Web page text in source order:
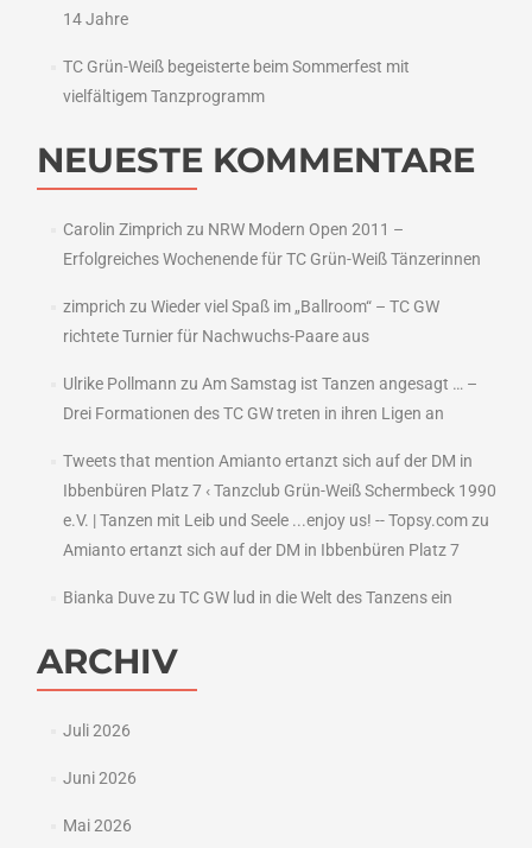
14 Jahre
TC Grün-Weiß begeisterte beim Sommerfest mit
vielfältigem Tanzprogramm
NEUESTE KOMMENTARE
Carolin Zimprich zu NRW Modern Open 2011 –
Erfolgreiches Wochenende für TC Grün-Weiß Tänzerinnen
zimprich zu Wieder viel Spaß im „Ballroom“ – TC GW
richtete Turnier für Nachwuchs-Paare aus
Ulrike Pollmann zu Am Samstag ist Tanzen angesagt … –
Drei Formationen des TC GW treten in ihren Ligen an
Tweets that mention Amianto ertanzt sich auf der DM in
Ibbenbüren Platz 7 ‹ Tanzclub Grün-Weiß Schermbeck 1990
e.V. | Tanzen mit Leib und Seele ...enjoy us! -- Topsy.comzu
Amianto ertanzt sich auf der DM in Ibbenbüren Platz 7
Bianka Duvezu TC GW lud in die Welt des Tanzens ein
ARCHIV
Juli 2026
Juni 2026
Mai 2026